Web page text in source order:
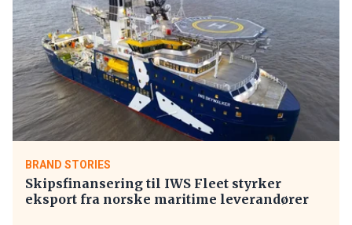
BRAND STORIES
Skipsfinansering til IWS Fleet styrker
eksport fra norske maritime leverandører